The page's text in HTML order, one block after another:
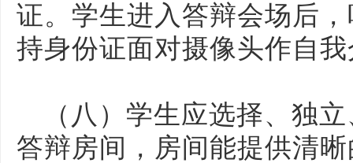
证。学生进入答辩会场后
持身份证面对摄像头作自
（八）学生应选择、独
答辩房间，房间能提供清